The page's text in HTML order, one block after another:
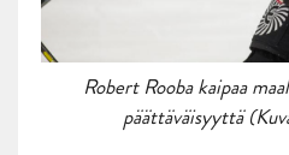
Robert Rooba kaipaa
päättäväisyyttä